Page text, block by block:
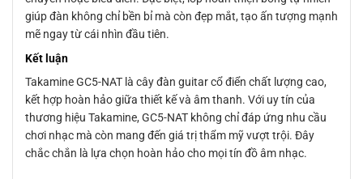
giúp đàn không chỉ bền bỉ mà còn đẹp mắt, tạo ấn tượng mạnh
mẽ ngay từ cái nhìn đầu tiên.
Kết luận
Takamine GC5-NAT là cây đàn guitar cổ điển chất lượng cao,
kết hợp hoàn hảo giữa thiết kế và âm thanh. Với uy tín của
thương hiệu Takamine, GC5-NAT không chỉ đáp ứng nhu cầu
chơi nhạc mà còn mang đến giá trị thẩm mỹ vượt trội. Đây
chắc chắn là lựa chọn hoàn hảo cho mọi tín đồ âm nhạc.